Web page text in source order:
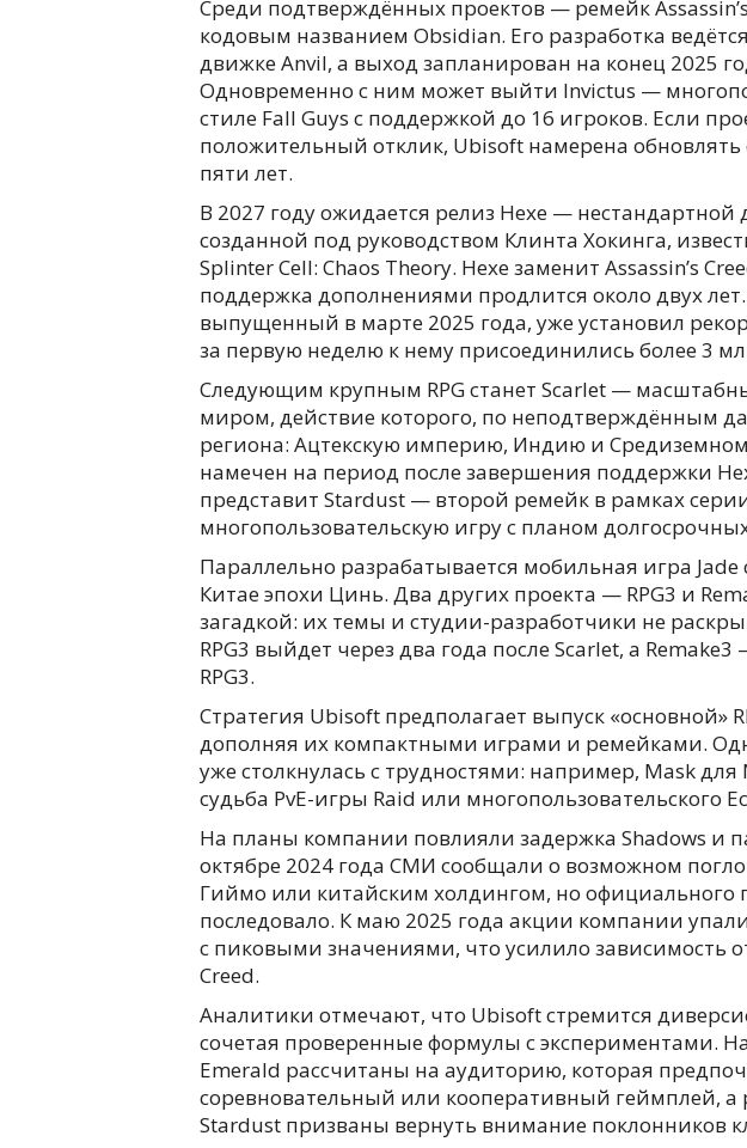
Среди подтверждённых проектов — ремейк
кодовым названием Obsidian. Его разработка
движке Anvil, а выход запланирован на конец 2025
Одновременно с ним может выйти Invictus —
стиле Fall Guys с поддержкой до 16 игроков. Если
положительный отклик, Ubisoft намерена обновлять
пяти лет.
В 2027 году ожидается релиз Hexe — нестандартной
созданной под руководством Клинта Хокинга,
Splinter Cell: Chaos Theory. Hexe заменит Assassin’s
поддержка дополнениями продлится около двух
выпущенный в марте 2025 года, уже установил
за первую неделю к нему присоединились более 3
Следующим крупным RPG станет Scarlet —
миром, действие которого, по неподтверждённым
региона: Ацтекскую империю, Индию и
намечен на период после завершения поддержки
представит Stardust — второй ремейк в рамках
многопользовательскую игру с планом
Параллельно разрабатывается мобильная игра Jade
Китае эпохи Цинь. Два других проекта — RPG3 и
загадкой: их темы и студии-разработчики не
RPG3 выйдет через два года после Scarlet, а Remake3
RPG3.
Стратегия Ubisoft предполагает выпуск «основной»
дополняя их компактными играми и ремейками.
уже столкнулась с трудностями: например, Mask
судьба PvE-игры Raid или многопользовательского
На планы компании повлияли задержка Shadows и
октябре 2024 года СМИ сообщали о возможном
Гиймо или китайским холдингом, но официального
последовало. К маю 2025 года акции компании
с пиковыми значениями, что усилило зависимость от
Creed.
Аналитики отмечают, что Ubisoft стремится
сочетая проверенные формулы с экспериментами.
Emerald рассчитаны на аудиторию, которая
соревновательный или кооперативный геймплей, а
Stardust призваны вернуть внимание поклонников